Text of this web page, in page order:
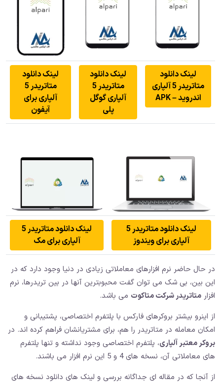
لینک دانلود
متاتریدر 5 آلپاری
اندروید – APK
لینک دانلود
متاتریدر 5
آلپاری گوگل
پلی
لینک دانلود
متاتریدر 5
آلپاری برای
آیفون
لینک دانلود متاتریدر 5
آلپاری برای ویندوز
لینک دانلود متاتریدر 5
آلپاری برای مک
در حال حاضر نرم افزارهای معاملاتی زیادی در دنیا وجود دارد که در
این بین،‌ بی شک می توان گفت محبوبترین آنها در بین تریدرها، نرم
افزار متاتریدر شرکت متاکوت می باشد.
از اینرو بیشتر بروکرهای فارکس با پلتفرم اختصاصی، پشتیبانی و
امکان معامله در متاتریدر را هم، برای مشتریانشان فراهم کرده اند. در
بروکر معتبر آلپاری، پلتفرم اختصاصی وجود نداشته و تنها پلتفرم
های معاملاتی آن، نسخه های 4 و 5 این نرم افزار می باشند.
از آنجا که در مقاله ای جداگانه بررسی و لینک های دانلود نسخه های